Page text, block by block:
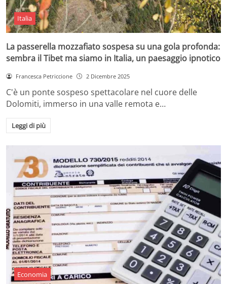
Italia
La passerella mozzafiato sospesa su una gola profonda:
sembra il Tibet ma siamo in Italia, un paesaggio ipnotico
Francesca Petriccione 2 Dicembre 2025
C'è un ponte sospeso spettacolare nel cuore delle
Dolomiti, immerso in una valle remota e…
Leggi di più
Economia